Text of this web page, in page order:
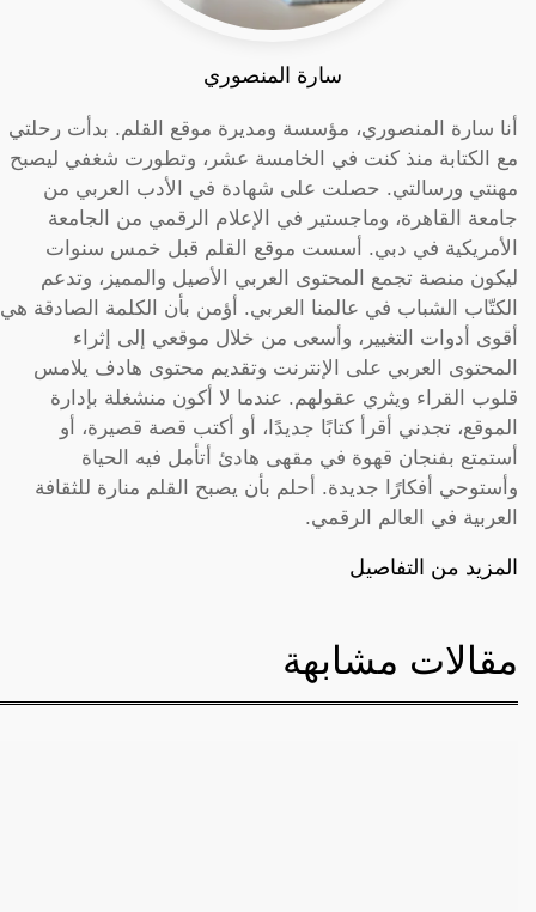
سارة المنصوري
أنا سارة المنصوري، مؤسسة ومديرة موقع القلم. بدأت رحلتي
مع الكتابة منذ كنت في الخامسة عشر، وتطورت شغفي ليصبح
مهنتي ورسالتي. حصلت على شهادة في الأدب العربي من
جامعة القاهرة، وماجستير في الإعلام الرقمي من الجامعة
الأمريكية في دبي. أسست موقع القلم قبل خمس سنوات
ليكون منصة تجمع المحتوى العربي الأصيل والمميز، وتدعم
الكتّاب الشباب في عالمنا العربي. أؤمن بأن الكلمة الصادقة هي
أقوى أدوات التغيير، وأسعى من خلال موقعي إلى إثراء
المحتوى العربي على الإنترنت وتقديم محتوى هادف يلامس
قلوب القراء ويثري عقولهم. عندما لا أكون منشغلة بإدارة
الموقع، تجدني أقرأ كتابًا جديدًا، أو أكتب قصة قصيرة، أو
أستمتع بفنجان قهوة في مقهى هادئ أتأمل فيه الحياة
وأستوحي أفكارًا جديدة. أحلم بأن يصبح القلم منارة للثقافة
العربية في العالم الرقمي.
المزيد من التفاصيل
مقالات مشابهة